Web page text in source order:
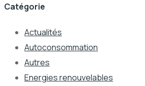
Catégorie
Actualités
Autoconsommation
Autres
Energies renouvelables